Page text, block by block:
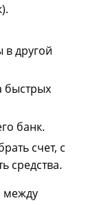
в другой
быстрых
банк.
счет, с
средства.
между